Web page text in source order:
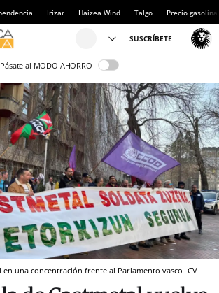
Irizar Haizea Wind Talgo Precio gasolina
Pásate al MODO AHORRO
en una concentración frente al Parlamento vasco CV